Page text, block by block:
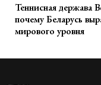
Теннисная держава
почему Беларусь
мирового уровня